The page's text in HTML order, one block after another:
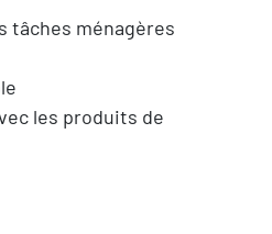
tâches ménagères
les produits de